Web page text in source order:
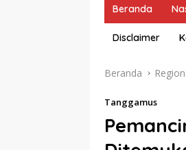
Beranda
Disclaimer
Beranda Region
Tanggamus